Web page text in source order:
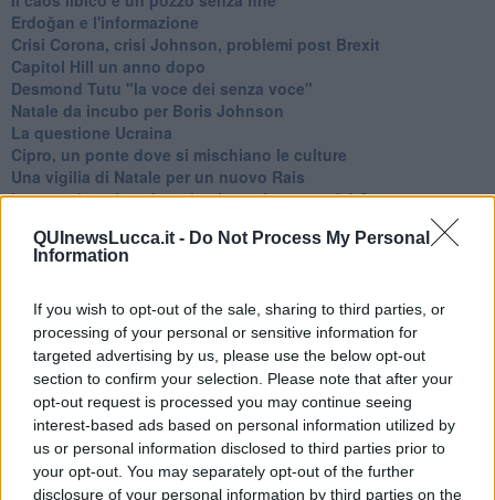
QUInewsLucca.it - Do Not Process My Personal
Information
If you wish to opt-out of the sale, sharing to third parties, or
processing of your personal or sensitive information for
targeted advertising by us, please use the below opt-out
section to confirm your selection. Please note that after your
opt-out request is processed you may continue seeing
interest-based ads based on personal information utilized by
us or personal information disclosed to third parties prior to
your opt-out. You may separately opt-out of the further
disclosure of your personal information by third parties on the
Erdoğan e l'informazione
Crisi Corona, crisi Johnson, problemi post Brexit
Capitol Hill un anno dopo
Desmond Tutu "la voce dei senza voce"
Natale da incubo per Boris Johnson
La questione Ucraina
Cipro, un ponte dove si mischiano le culture
Una vigilia di Natale per un nuovo Rais
La questione israelo-palestinese ignorata dal G20
Libano, collasso economico e guerra civile
Johnson, da Trump a Biden alla Brexit
Biden, primo presidente USA non in guerra
Papa Bergoglio vedrà Viktor Orbán
Bennet, un giorno in attesa di Biden
Il ritorno dei talebani
​La lenta agonia del Libano
Sudafrica, è allarme alimentare
Usa di nuovo al centro della geopolitica internazionale
L’appuntamento di Israele con il cambiamento
La farsa delle elezioni in Siria